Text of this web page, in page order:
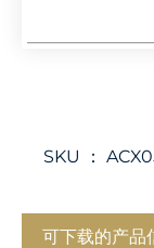
SKU ：
可下载的产品